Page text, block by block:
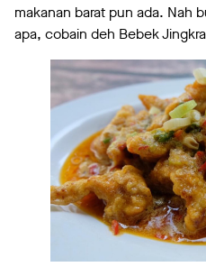
makanan barat pun ada. Nah
apa, cobain deh Bebek